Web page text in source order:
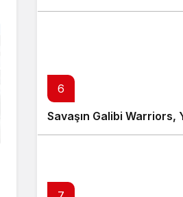
6
Savaşın Galibi Warriors,